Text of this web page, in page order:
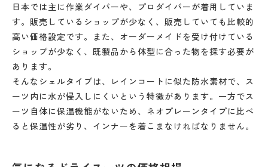
日本では主に作業ダイバーや、プロダイバーが着用していま
す。販売しているショップが少なく、販売していても比較的
高い価格設定です。また、オーダーメイドを受け付けている
ショップが少なく、既製品から体型に合った物を探す必要が
あります。
そんなシェルタイプは、レインコートに似た防水素材で、ス
ーツ内に水が侵入しにくいという特徴があります。一方でス
ーツ自体に保温機能がないため、ネオプレーンタイプに比べ
ると保温性が劣り、インナーを着こまなければなりません。